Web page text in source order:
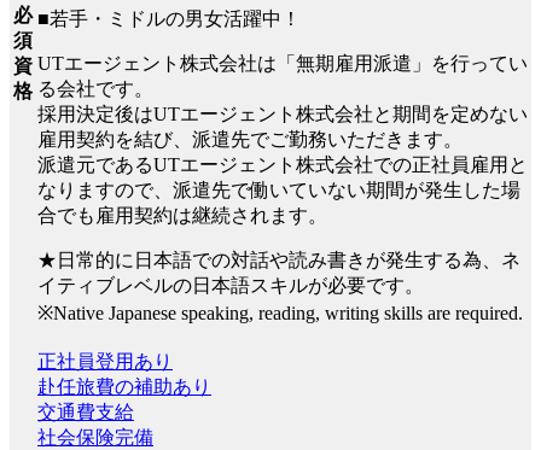
必
須
資
格
■若手・ミドルの男女活躍中！
UTエージェント株式会社は「無期雇用派遣」を行ってい
る会社です。
採用決定後はUTエージェント株式会社と期間を定めない
雇用契約を結び、派遣先でご勤務いただきます。
派遣元であるUTエージェント株式会社での正社員雇用と
なりますので、派遣先で働いていない期間が発生した場
合でも雇用契約は継続されます。
★日常的に日本語での対話や読み書きが発生する為、ネ
イティブレベルの日本語スキルが必要です。
※Native Japanese speaking, reading, writing skills are required.
正社員登用あり
赴任旅費の補助あり
交通費支給
社会保険完備